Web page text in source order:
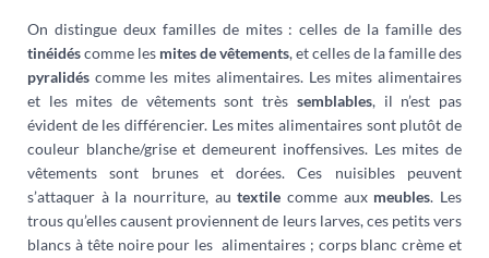
On distingue deux familles de mites : celles de la famille des
tinéidéscomme les mites de vêtements, et celles de la famille des
pyralidés comme les mites alimentaires. Les mites alimentaires
et les mites de vêtements sont très semblables, il n’est pas
évident de les différencier. Les mites alimentaires sont plutôt de
couleur blanche/grise et demeurent inoffensives. Les mites de
vêtements sont brunes et dorées. Ces nuisibles peuvent
s’attaquer à la nourriture, autextile comme aux meubles. Les
trous qu’elles causent proviennent de leurs larves, ces petits vers
blancs à tête noire pour les alimentaires ; corps blanc crème et